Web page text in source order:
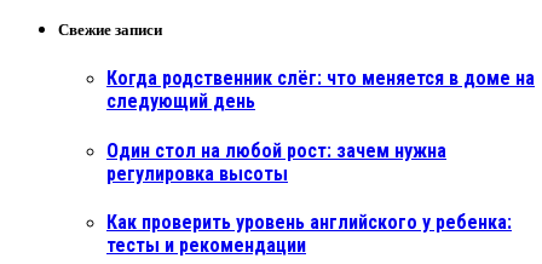
Свежие записи
Когда родственник слёг: что меняется в доме на
следующий день
Один стол на любой рост: зачем нужна
регулировка высоты
Как проверить уровень английского у ребенка:
тесты и рекомендации